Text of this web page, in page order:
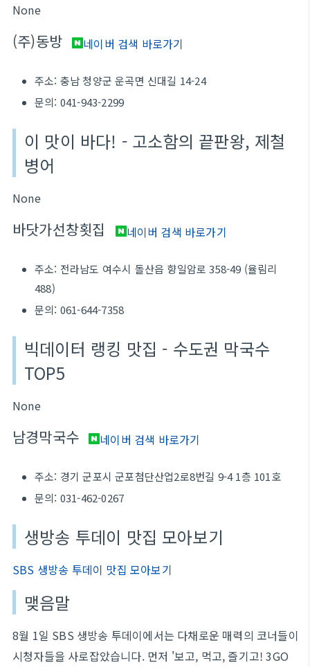
None
(주)동방 네이버 검색 바로가기
주소: 충남 청양군 운곡면 신대길 14-24
문의: 041-943-2299
이 맛이 바다! - 고소함의 끝판왕, 제철
병어
None
바닷가선창횟집 네이버 검색 바로가기
주소: 전라남도 여수시 돌산읍 향일암로 358-49 (율림리
488)
문의: 061-644-7358
빅데이터 랭킹 맛집 - 수도권 막국수
TOP5
None
남경막국수 네이버 검색 바로가기
주소: 경기 군포시 군포첨단산업2로8번길 9-4 1층 101호
문의: 031-462-0267
생방송 투데이 맛집 모아보기
SBS 생방송 투데이 맛집 모아보기
맺음말
8월 1일 SBS 생방송 투데이에서는 다채로운 매력의 코너들이
시청자들을 사로잡았습니다. 먼저 '보고, 먹고, 즐기고! 3GO